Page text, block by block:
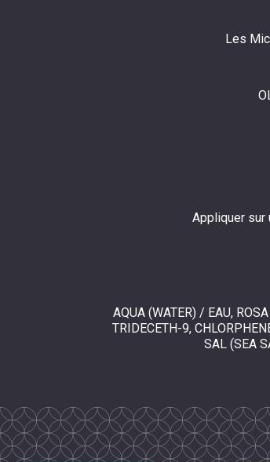
Les
Appliquer sur
AQUA (WATER) / EAU,
TRIDECETH-9,
SAL (SEA